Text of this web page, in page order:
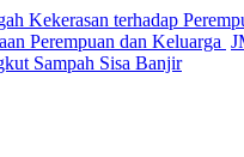
Kekerasan terhadap
Perempuan dan Keluarga
Sampah Sisa Banjir